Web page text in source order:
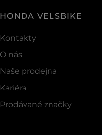
HONDA VELSBIKE
Kontakty
O nás
Naše prodejna
Kariéra
Prodávané značky